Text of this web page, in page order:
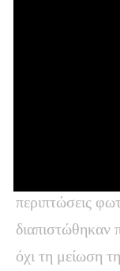
περιπτώσεις
διαπιστώθηκαν
όχι τη μείωση